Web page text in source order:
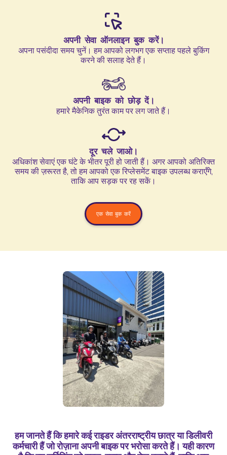
अपनी सेवा ऑनलाइन बुक करें।
अपना पसंदीदा समय चुनें। हम आपको लगभग एक सप्ताह पहले बुकिंग
करने की सलाह देते हैं।
अपनी बाइक को छोड़ दें।
हमारे मैकेनिक तुरंत काम पर लग जाते हैं।
दूर चले जाओ।
अधिकांश सेवाएं एक घंटे के भीतर पूरी हो जाती हैं। अगर आपको अतिरिक्त
समय की ज़रूरत है, तो हम आपको एक रिप्लेसमेंट बाइक उपलब्ध कराएँगे,
ताकि आप सड़क पर रह सकें।
एक सेवा बुक करें
हम जानते हैं कि हमारे कई राइडर अंतरराष्ट्रीय छात्र या डिलीवरी
कर्मचारी हैं जो रोज़ाना अपनी बाइक पर भरोसा करते हैं। यही कारण